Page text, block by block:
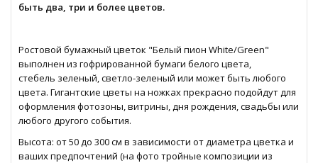
быть два, три и более цветов.
Ростовой бумажный цветок "Белый пион White/Green"
выполнен из гофрированной бумаги белого цвета,
стебель зеленый, светло-зеленый или может быть любого
цвета. Гигантские цветы на ножках прекрасно подойдут для
оформления фотозоны, витрины, дня рождения, свадьбы или
любого другого события.
Высота: от 50 до 300 см в зависимости от диаметра цветка и
ваших предпочтений (на фото тройные композиции из